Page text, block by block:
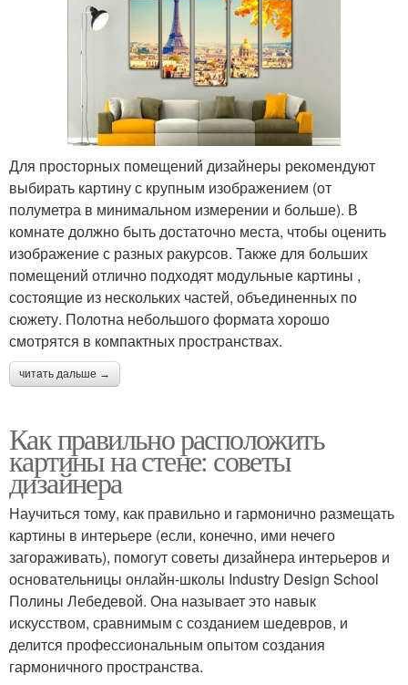
Для просторных помещений дизайнеры рекомендуют
выбирать картину с крупным изображением (от
полуметра в минимальном измерении и больше). В
комнате должно быть достаточно места, чтобы оценить
изображение с разных ракурсов. Также для больших
помещений отлично подходят модульные картины ,
состоящие из нескольких частей, объединенных по
сюжету. Полотна небольшого формата хорошо
смотрятся в компактных пространствах.
читать дальше →
Как правильно расположить
картины на стене: советы
дизайнера
Научиться тому, как правильно и гармонично размещать
картины в интерьере (если, конечно, ими нечего
загораживать), помогут советы дизайнера интерьеров и
основательницы онлайн-школы Industry Design School
Полины Лебедевой. Она называет это навык
искусством, сравнимым с созданием шедевров, и
делится профессиональным опытом создания
гармоничного пространства.